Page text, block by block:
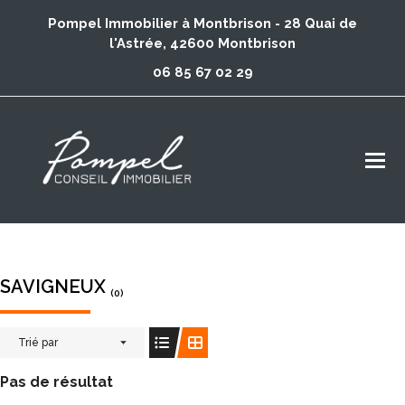
Pompel Immobilier à Montbrison - 28 Quai de
l'Astrée, 42600 Montbrison
06 85 67 02 29
SAVIGNEUX (0)
Trié par
Pas de résultat